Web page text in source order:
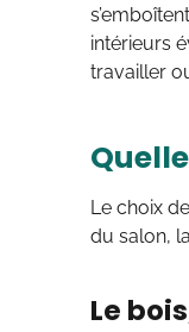
intérieurs
travailler
Le choix
du salon,
Le